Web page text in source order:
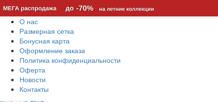
О нас
Размерная сетка
Бонусная карта
Оформление заказа
Политика конфиденциальности
Оферта
Новости
Контакты